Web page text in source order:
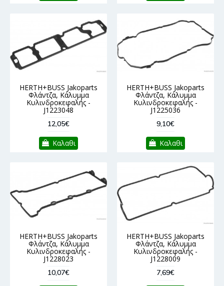
HERTH+BUSS Jakoparts
Φλάντζα, Κάλυμμα
Κυλινδροκεφαλής -
J1223048
12,05€
Καλαθι
HERTH+BUSS Jakoparts
Φλάντζα, Κάλυμμα
Κυλινδροκεφαλής -
J1225036
9,10€
Καλαθι
HERTH+BUSS Jakoparts
Φλάντζα, Κάλυμμα
Κυλινδροκεφαλής -
J1228023
10,07€
HERTH+BUSS Jakoparts
Φλάντζα, Κάλυμμα
Κυλινδροκεφαλής -
J1228009
7,69€